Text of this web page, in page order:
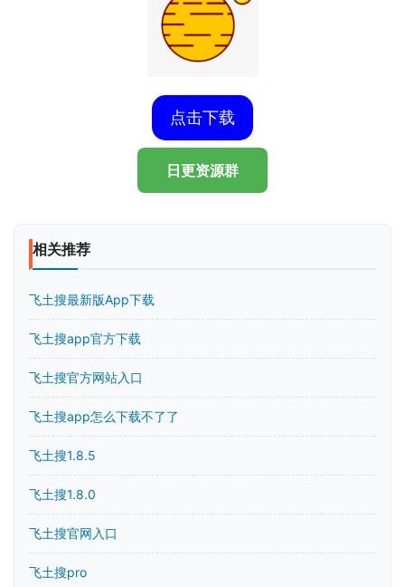
点击下载
日更资源群
相关推荐
飞土搜最新版App下载
飞土搜app官方下载
飞土搜官方网站入口
飞土搜app怎么下载不了了
飞土搜1.8.5
飞土搜1.8.0
飞土搜官网入口
飞土搜pro